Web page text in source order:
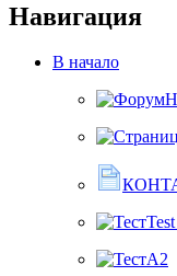
Навигация
В начало
A2